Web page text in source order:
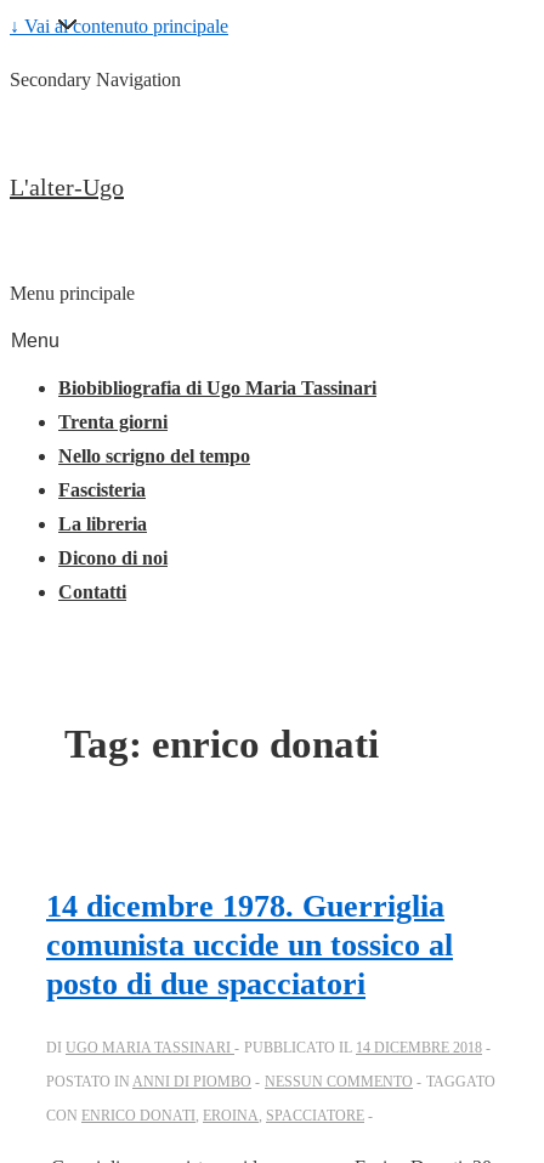
↓ Vai al contenuto principale
Secondary Navigation
L'alter-Ugo
Menu principale
Menu
Biobibliografia di Ugo Maria Tassinari
Trenta giorni
Nello scrigno del tempo
Fascisteria
La libreria
Dicono di noi
Contatti
Tag: enrico donati
14 dicembre 1978. Guerriglia
comunista uccide un tossico al
posto di due spacciatori
DI UGO MARIA TASSINARI PUBBLICATO IL 14 DICEMBRE 2018
POSTATO IN ANNI DI PIOMBO NESSUN COMMENTO
TAGGATO
CON ENRICO DONATI , EROINA, SPACCIATORE